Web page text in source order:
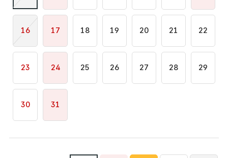
16 17 18 19 20 21 22
23 24 25 26 27 28 29
30 31